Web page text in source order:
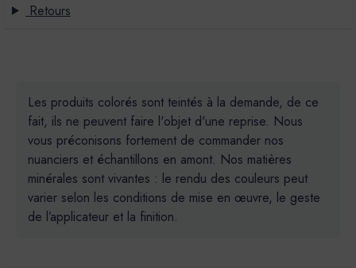
Retours
Les produits colorés sont teintés à la demande, de ce
fait, ils ne peuvent faire l'objet d'une reprise. Nous
vous préconisons fortement de commander nos
nuanciers et échantillons en amont. Nos matières
minérales sont vivantes : le rendu des couleurs peut
varier selon les conditions de mise en œuvre, le geste
de l’applicateur et la finition.